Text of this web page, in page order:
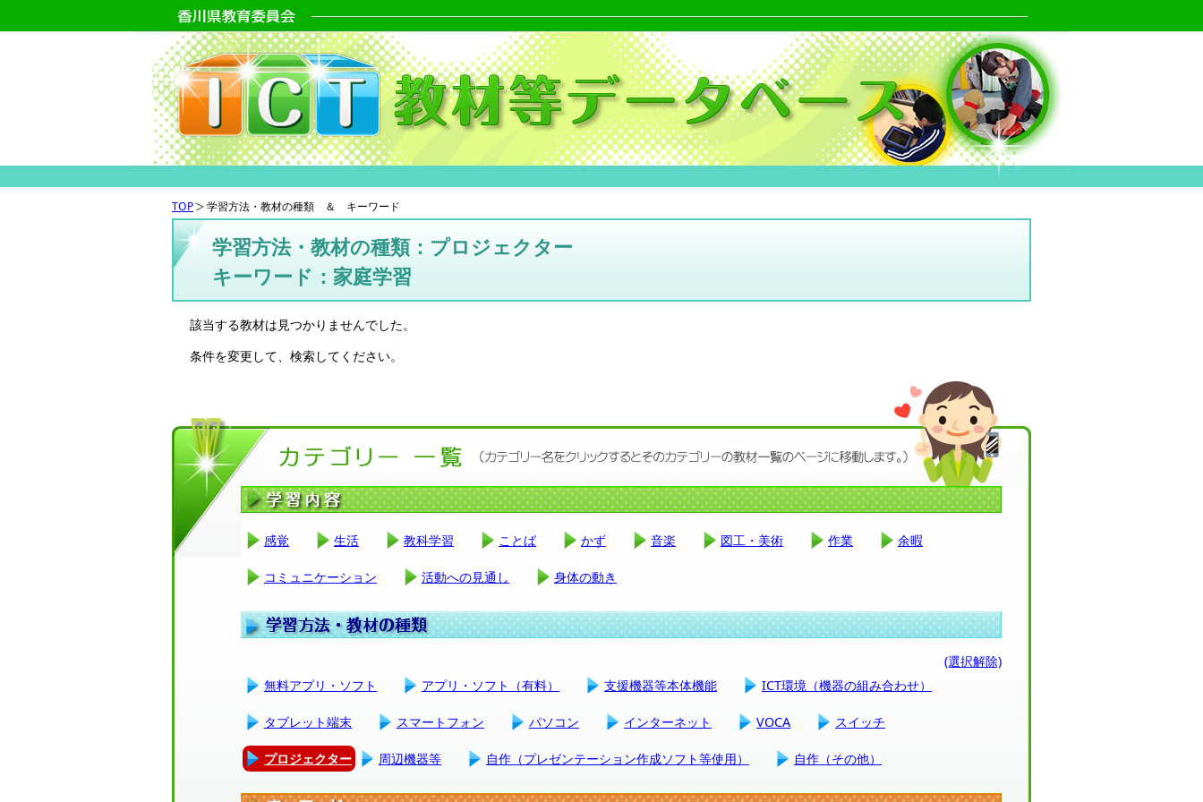
TOP 学習方法・教材の種類 ＆ キーワード
学習方法・教材の種類：プロジェクター
キーワード：家庭学習
該当する教材は見つかりませんでした。
条件を変更して、検索してください。
感覚 生活 教科学習 ことば かず 音楽 図工・美術 作業 余暇
コミュニケーション 活動への見通し 身体の動き
(選択解除)
無料アプリ・ソフト
アプリ・ソフト（有料） 支援機器等本体機能 ICT環境（機器の組み合わせ）
タブレット端末 スマートフォン パソコン インターネット VOCA スイッチ
プロジェクター 周辺機器等 自作（プレゼンテーション作成ソフト等使用） 自作（その他）